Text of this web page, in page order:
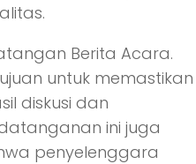
Berita Acara.
untuk memastikan
diskusi dan
ini juga
penyelenggara